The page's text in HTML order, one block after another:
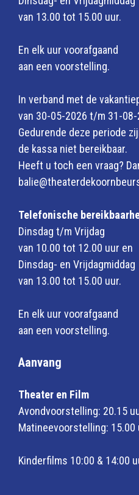
van 13.00 tot 15.00 uur.
En elk uur voorafgaand
aan een voorstelling.
In verband met de
van 30-05-2026 t/m 31-08-
Gedurende deze periode
de kassa niet bereikbaar.
Heeft u toch een vraag?
Telefonische
Dinsdag t/m Vrijdag
van 10.00 tot 12.00 uur en
Dinsdag- en Vrijdagmiddag
van 13.00 tot 15.00 uur.
En elk uur voorafgaand
aan een voorstelling.
Aanvang
Theater en Film
Avondvoorstelling: 20.15
Matineevoorstelling: 15.00
Kinderfilms 10:00 & 14:00